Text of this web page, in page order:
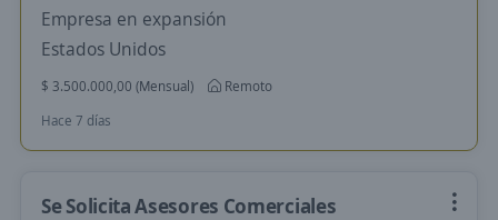
Empresa en expansión
Estados Unidos
$ 3.500.000,00 (Mensual)
Remoto
Hace 7 días
Se Solicita Asesores Comerciales